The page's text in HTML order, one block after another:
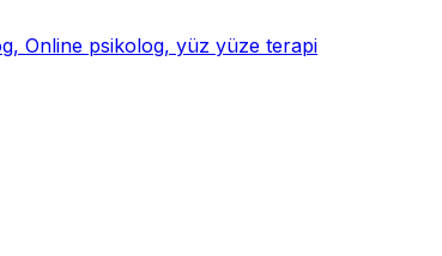
Online psikolog, yüz yüze terapi